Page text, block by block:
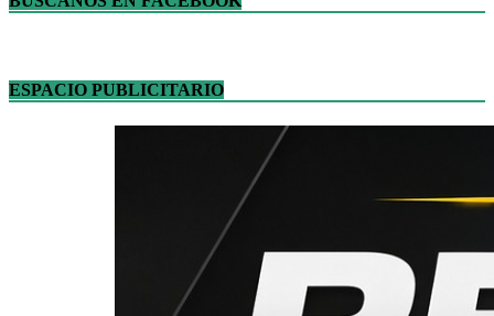
ESPACIO PUBLICITARIO